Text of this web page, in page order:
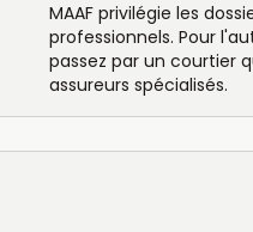
MAAF privilégie les
professionnels. Pour
passez par un courtier
assureurs spécialisés.